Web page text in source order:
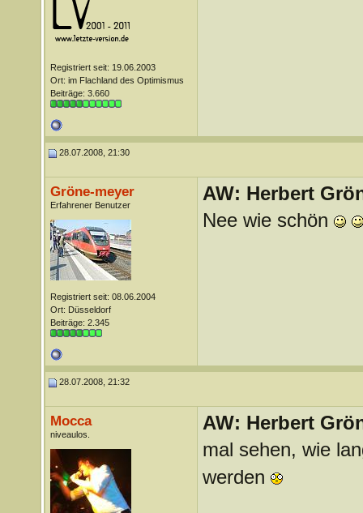
Registriert seit: 19.06.2003
Ort: im Flachland des Optimismus
Beiträge: 3.660
28.07.2008, 21:30
Gröne-meyer
Erfahrener Benutzer
Registriert seit: 08.06.2004
Ort: Düsseldorf
Beiträge: 2.345
AW: Herbert
Nee wie schön
28.07.2008, 21:32
Mocca
niveaulos.
AW: Herbert
mal sehen, wie
werden